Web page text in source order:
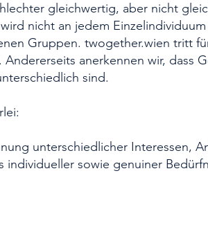
gleichwertig, aber nicht
nicht an jedem
Gruppen. twogether.wien tritt
anerkennen wir, dass
sind.
unterschiedlicher Interessen,
individueller sowie genuiner